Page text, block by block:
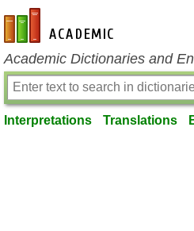
en-academic.com
Academic Dictionaries and
Interpretations Translations